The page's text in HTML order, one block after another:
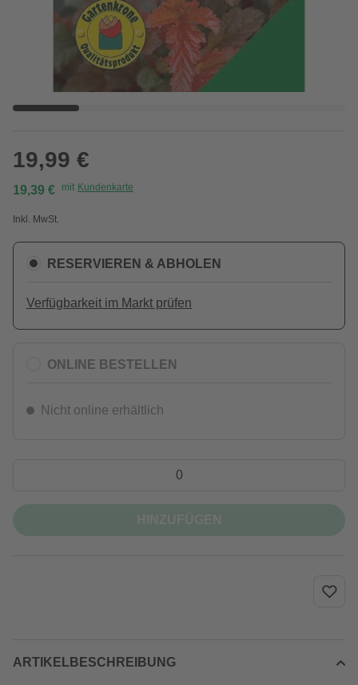
19,99 €
19,39 € mit Kundenkarte
Inkl. MwSt.
RESERVIEREN & ABHOLEN
Verfügbarkeit im Markt prüfen
ONLINE BESTELLEN
Nicht online erhältlich
ARTIKELBESCHREIBUNG